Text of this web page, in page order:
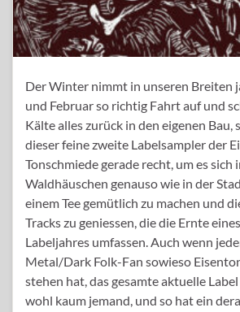
Der Winter nimmt in unseren Breiten
und Februar so richtig Fahrt auf und
Kälte alles zurück in den eigenen Bau,
dieser feine zweite Labelsampler der
Tonschmiede gerade recht, um es sich
Waldhäuschen genauso wie in der
einem Tee gemütlich zu machen und
Tracks zu geniessen, die die Ernte
Labeljahres umfassen. Auch wenn
Metal/Dark Folk-Fan sowieso
stehen hat, das gesamte aktuelle
wohl kaum jemand, und so hat ein